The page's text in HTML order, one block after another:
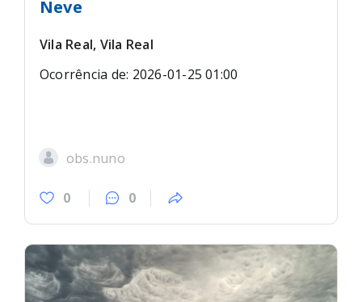
Neve
Vila Real, Vila Real
Ocorrência de: 2026-01-25 01:00
obs.nuno
0 0